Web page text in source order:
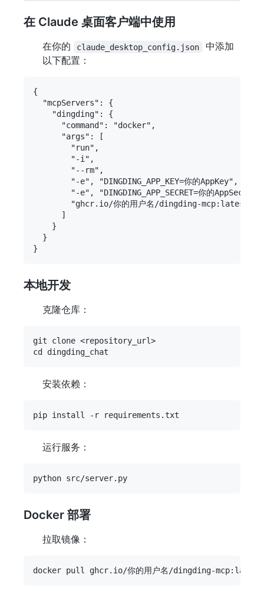
在 Claude 桌面客户端中使用
在你的 claude_desktop_config.json
中添加
以下配置：
{
  "mcpServers": {
    "dingding": {
      "command": "docker",
      "args": [
        "run",
        "-i",
        "--rm",
        "-e", "DINGDING_APP_KEY=你的AppKey",
"-e", "DINGDING_APP_SECRET=你的
        "ghcr.io/你的用户名/dingding-mcp:latest"
      ]
    }
  }
本地开发
克隆仓库：
git clone <repository_url>
安装依赖：
运行服务：
Docker 部署
拉取镜像：